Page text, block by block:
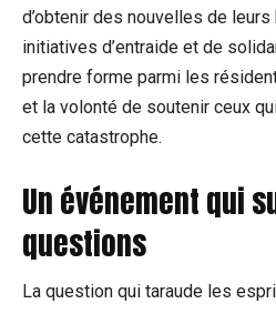
d’obtenir des nouvelles de
initiatives d’entraide et de
prendre forme parmi les
et la volonté de soutenir ceux
cette catastrophe.
Un événement qui
questions
La question qui taraude les